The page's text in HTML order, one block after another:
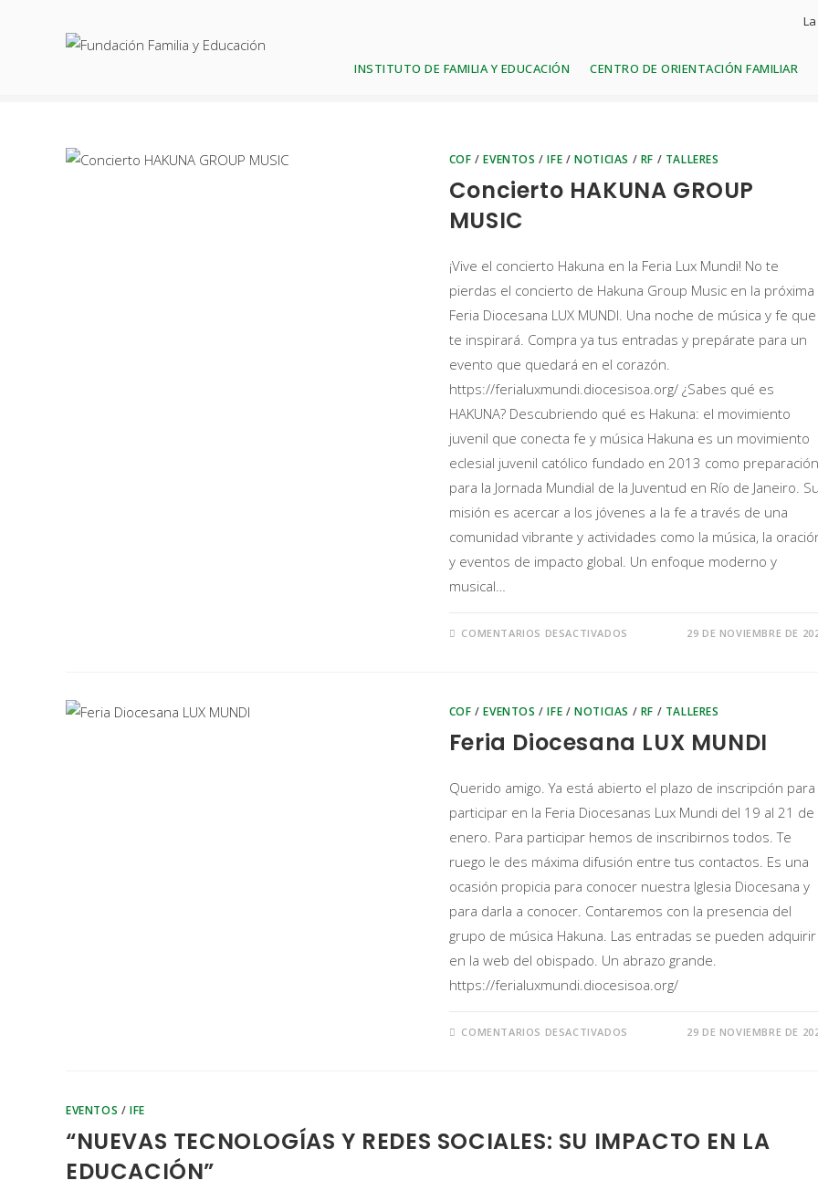
INSTITUTO DE FAMILIA Y EDUCACIÓN CENTRO DE ORIENTACIÓN FAMILIAR
ife
COF /EVENTOS /IFE /NOTICIAS / RF / TALLERES
Concierto HAKUNA GROUP
MUSIC
¡Vive el concierto Hakuna en la Feria Lux Mundi! No te
pierdas el concierto de Hakuna Group Music en la próxima
Feria Diocesana LUX MUNDI. Una noche de música y fe que
te inspirará. Compra ya tus entradas y prepárate para un
evento que quedará en el corazón.
https://ferialuxmundi.diocesisoa.org/ ¿Sabes qué es
HAKUNA? Descubriendo qué es Hakuna: el movimiento
juvenil que conecta fe y música Hakuna es un movimiento
eclesial juvenil católico fundado en 2013 como preparación
para la Jornada Mundial de la Juventud en Río de Janeiro.
misión es acercar a los jóvenes a la fe a través de una
comunidad vibrante y actividades como la música, la
y eventos de impacto global. Un enfoque moderno y
musical…
COMENTARIOS DESACTIVADOS 29 DE NOVIEMBRE DE
COF /EVENTOS /IFE /NOTICIAS / RF / TALLERES
Feria Diocesana LUX MUNDI
Querido amigo. Ya está abierto el plazo de inscripción para
participar en la Feria Diocesanas Lux Mundi del 19 al 21 de
enero. Para participar hemos de inscribirnos todos. Te
ruego le des máxima difusión entre tus contactos. Es una
ocasión propicia para conocer nuestra Iglesia Diocesana y
para darla a conocer. Contaremos con la presencia del
grupo de música Hakuna. Las entradas se pueden adquirir
en la web del obispado. Un abrazo grande.
https://ferialuxmundi.diocesisoa.org/
COMENTARIOS DESACTIVADOS 29 DE NOVIEMBRE DE
EVENTOS /IFE
“NUEVAS TECNOLOGÍAS Y REDES SOCIALES: SU IMPACTO EN LA
EDUCACIÓN”